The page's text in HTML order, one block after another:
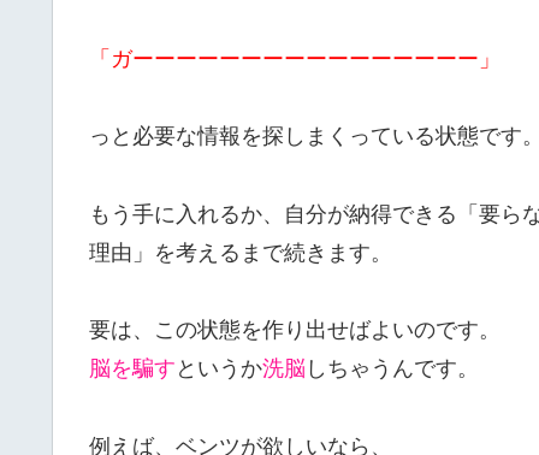
「ガーーーーーーーーーーーーーーーー」
っと必要な情報を探しまくっている状態です。
もう手に入れるか、自分が納得できる「要ら
理由」を考えるまで続きます。
要は、この状態を作り出せばよいのです。
脳を騙す というか洗脳 しちゃうんです。
例えば、ベンツが欲しいなら、